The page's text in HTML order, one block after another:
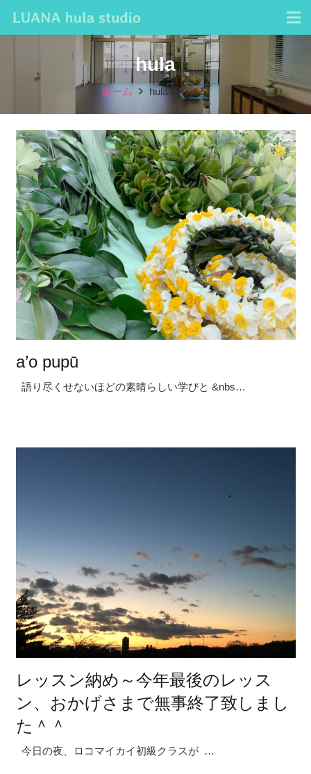
hula
ホーム hula(Page 5)
a’o pupū
語り尽くせないほどの素晴らしい学びと &nbs…
レッスン納め～今年最後のレッス
ン、おかげさまで無事終了致しまし
た＾＾
今日の夜、ロコマイカイ初級クラスが …